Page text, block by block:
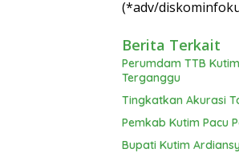
(*adv/
Berita Terkait
Perumdam TTB
Terganggu
Tingkatkan Akurasi
Pemkab Kutim Pacu
Bupati Kutim